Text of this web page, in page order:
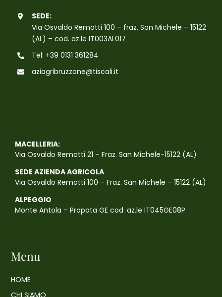
SEDE:
Via Osvaldo Remotti 100 – fraz. San Michele – 15122
(AL) – cod. az.le IT003AL017
Tel: +39 0131 361284
aziagribruzzone@tiscali.it
MACELLERIA:
Via Osvaldo Remotti 21 – Fraz. San Michele-15122 (AL)
SEDE AZIENDA AGRICOLA
Via Osvaldo Remotti 100 – Fraz. San Michele – 15122 (AL)
ALPEGGIO
Monte Antola – Propata GE cod. az.le IT045GE08P
Menu
HOME
CHI SIAMO